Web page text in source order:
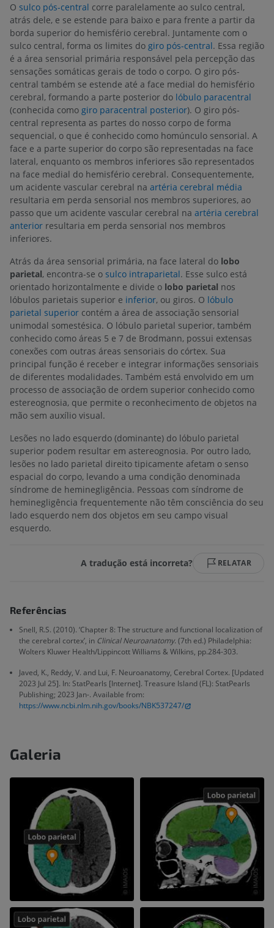
O sulco pós-central corre paralelamente ao sulco central,
atrás dele, e se estende para baixo e para frente a partir da
borda superior do hemisfério cerebral. Juntamente com o
sulco central, forma os limites do giro pós-central. Essa região
é a área sensorial primária responsável pela percepção das
sensações somáticas gerais de todo o corpo. O giro pós-
central também se estende até a face medial do hemisfério
cerebral, formando a parte posterior do lóbulo paracentral
(conhecida como giro paracentral posterior). O giro pós-
central representa as partes do nosso corpo de forma
sequencial, o que é conhecido como homúnculo sensorial. A
face e a parte superior do corpo são representadas na face
lateral, enquanto os membros inferiores são representados
na face medial do hemisfério cerebral. Consequentemente,
um acidente vascular cerebral na artéria cerebral média
resultaria em perda sensorial nos membros superiores, ao
passo que um acidente vascular cerebral na artéria cerebral
anterior resultaria em perda sensorial nos membros
inferiores.
Atrás da área sensorial primária, na face lateral do lobo
parietal, encontra-se o sulco intraparietal. Esse sulco está
orientado horizontalmente e divide o lobo parietal nos
lóbulos parietais superior e inferior, ou giros. O lóbulo
parietal superior contém a área de associação sensorial
unimodal somestésica. O lóbulo parietal superior, também
conhecido como áreas 5 e 7 de Brodmann, possui extensas
conexões com outras áreas sensoriais do córtex. Sua
principal função é receber e integrar informações sensoriais
de diferentes modalidades. Também está envolvido em um
processo de associação de ordem superior conhecido como
estereognosia, que permite o reconhecimento de objetos na
mão sem auxílio visual.
Lesões no lado esquerdo (dominante) do lóbulo parietal
superior podem resultar em astereognosia. Por outro lado,
lesões no lado parietal direito tipicamente afetam o senso
espacial do corpo, levando a uma condição denominada
síndrome de heminegligência. Pessoas com síndrome de
heminegligência frequentemente não têm consciência do seu
lado esquerdo nem dos objetos em seu campo visual
esquerdo.
A tradução está incorreta? RELATAR
Referências
Snell, R.S. (2010). ‘Chapter 8: The structure and functional localization of
the cerebral cortex’, in Clinical Neuroanatomy. (7th ed.) Philadelphia:
Wolters Kluwer Health/Lippincott Williams & Wilkins, pp.284-303.
Javed, K., Reddy, V. and Lui, F. Neuroanatomy, Cerebral Cortex. [Updated
2023 Jul 25]. In: StatPearls [Internet]. Treasure Island (FL): StatPearls
Publishing; 2023 Jan-. Available from:
https://www.ncbi.nlm.nih.gov/books/NBK537247/
Galeria